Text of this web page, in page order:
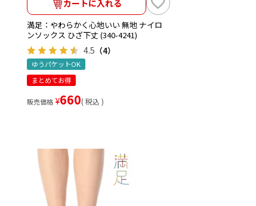
カートに入れる
満足：やわらかく心地いい 無地 ナイロ
ンソックス ひざ下丈 (340-4241)
4.5 （4）
ゆうパケットOK
まとめてお得
販売価格 ¥660 税込